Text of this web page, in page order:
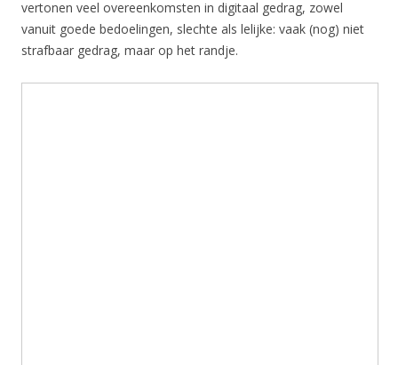
vertonen veel overeenkomsten in digitaal gedrag, zowel
vanuit goede bedoelingen, slechte als lelijke: vaak (nog) niet
strafbaar gedrag, maar op het randje.